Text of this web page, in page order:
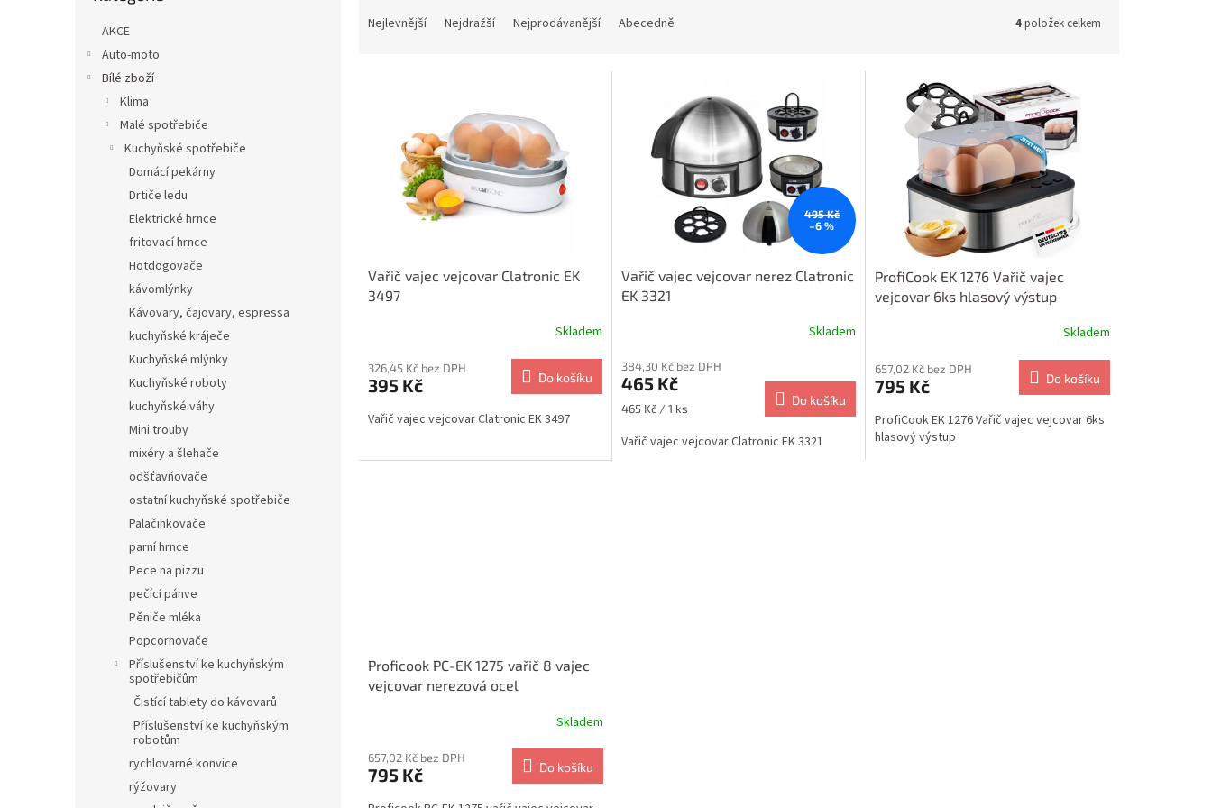
AKCE
Auto-moto
Bílé zboží
Klima
Malé spotřebiče
Kuchyňské spotřebiče
Domácí pekárny
Drtiče ledu
Elektrické hrnce
fritovací hrnce
Hotdogovače
kávomlýnky
Kávovary, čajovary, espressa
kuchyňské kráječe
Kuchyňské mlýnky
Kuchyňské roboty
kuchyňské váhy
Mini trouby
mixéry a šlehače
odšťavňovače
ostatní kuchyňské spotřebiče
Palačinkovače
parní hrnce
Pece na pizzu
pečící pánve
Pěniče mléka
Popcornovače
Příslušenství ke kuchyňským
spotřebičům
Čistící tablety do kávovarů
Příslušenství ke kuchyňským
robotům
rychlovarné konvice
rýžovary
Nejlevnější Nejdražší Nejprodávanější Abecedně 4položek celkem
Vařič vajec vejcovar Clatronic EK
3497
Skladem
326,45 Kč bez DPH
395 Kč Do košíku
Vařič vajec vejcovar Clatronic EK 3497
495 Kč
–6 %
Vařič vajec vejcovar nerez Clatronic
EK 3321
Skladem
384,30 Kč bez DPH
465 Kč
Měrná
465 Kč / 1 ks
Do košíku
Vařič vajec vejcovar Clatronic EK 3321
ProfiCook EK 1276 Vařič vajec
vejcovar 6ks hlasový výstup
Skladem
657,02 Kč bez DPH
795 Kč Do košíku
ProfiCook EK 1276 Vařič vajec vejcovar 6ks
hlasový výstup
Proficook PC-EK 1275 vařič 8 vajec
vejcovar nerezová ocel
Skladem
657,02 Kč bez DPH
795 Kč Do košíku